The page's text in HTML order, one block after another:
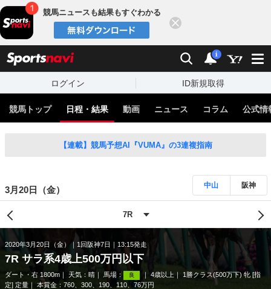
競馬ニュースも結果もすぐわかる
検索 通知
i
ログイン ID新規取得
競馬トップ 日程・結果 動画 ニュース コラム 公式情
【連載】競馬予想AI『VUMA』の3連複指南
3月20日（金） 中山 阪神
2020年3月20日（金） 1回阪神7日 13:15発走
7R サラ系4歳上500万円以下
ダート・右 1800m 天気： 晴 馬場： 良 4歳以上
1勝クラス(500万下) 牝 [指
定] 定量
本賞金：760、300、190、110、76万円